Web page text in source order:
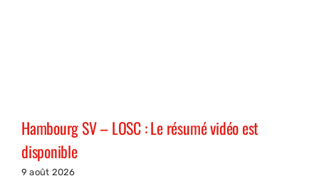
Hambourg SV – LOSC : Le résumé vidéo est
disponible
9 août 2026